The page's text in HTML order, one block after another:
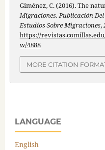
Giménez, C. (2016). The
Migraciones. Publicación
Estudios Sobre Migraciones,
https://
w/4888
MORE CITATION
LANGUAGE
English